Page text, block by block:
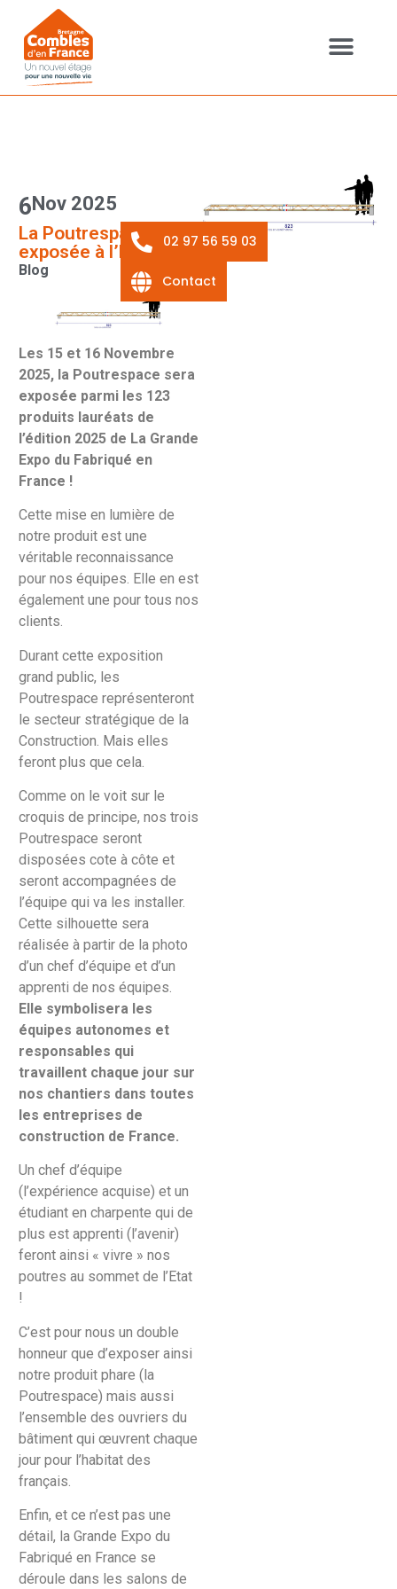
6Nov 2025
La Poutrespace
exposée à l’Elysée !!
Blog
Les 15 et 16 Novembre
2025, la Poutrespace sera
exposée parmi les 123
produits lauréats de
l’édition 2025 de La Grande
Expo du Fabriqué en
France !
Cette mise en lumière de
notre produit est une
véritable reconnaissance
pour nos équipes. Elle en est
également une pour tous nos
clients.
Durant cette exposition
grand public, les
Poutrespace représenteront
le secteur stratégique de la
Construction. Mais elles
feront plus que cela.
Comme on le voit sur le
croquis de principe, nos trois
Poutrespace seront
disposées cote à côte et
seront accompagnées de
l’équipe qui va les installer.
Cette silhouette sera
réalisée à partir de la photo
d’un chef d’équipe et d’un
apprenti de nos équipes.
Elle symbolisera les
équipes autonomes et
responsables qui
travaillent chaque jour sur
nos chantiers dans toutes
les entreprises de
construction de France.
Un chef d’équipe
(l’expérience acquise) et un
étudiant en charpente qui de
plus est apprenti (l’avenir)
feront ainsi « vivre » nos
poutres au sommet de l’Etat
!
C’est pour nous un double
honneur que d’exposer ainsi
notre produit phare (la
Poutrespace) mais aussi
l’ensemble des ouvriers du
bâtiment qui œuvrent chaque
jour pour l’habitat des
français.
Enfin, et ce n’est pas une
détail, la Grande Expo du
Fabriqué en France se
déroule dans les salons de
02 97 56 59 03
Contact
Cookies management panel